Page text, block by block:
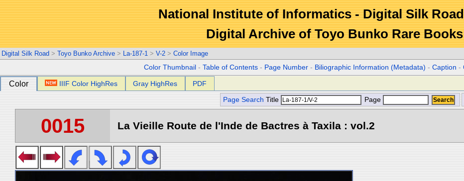
National Institute of Informatics - Digital Silk
Digital Archive of Toyo Bunko Rare Books
Digital Silk Road > Toyo Bunko Archive > La-187-1 > V-2 > Color Image
Color Thumbnail -Table of Contents - Page Number - Biliographic Information (Metadata) -Caption -
Color IIIF Color HighRes Gray HighRes PDF
Page Search Title Page
0015 La Vieille Route de l'Inde de Bactres à Taxila : vol.2